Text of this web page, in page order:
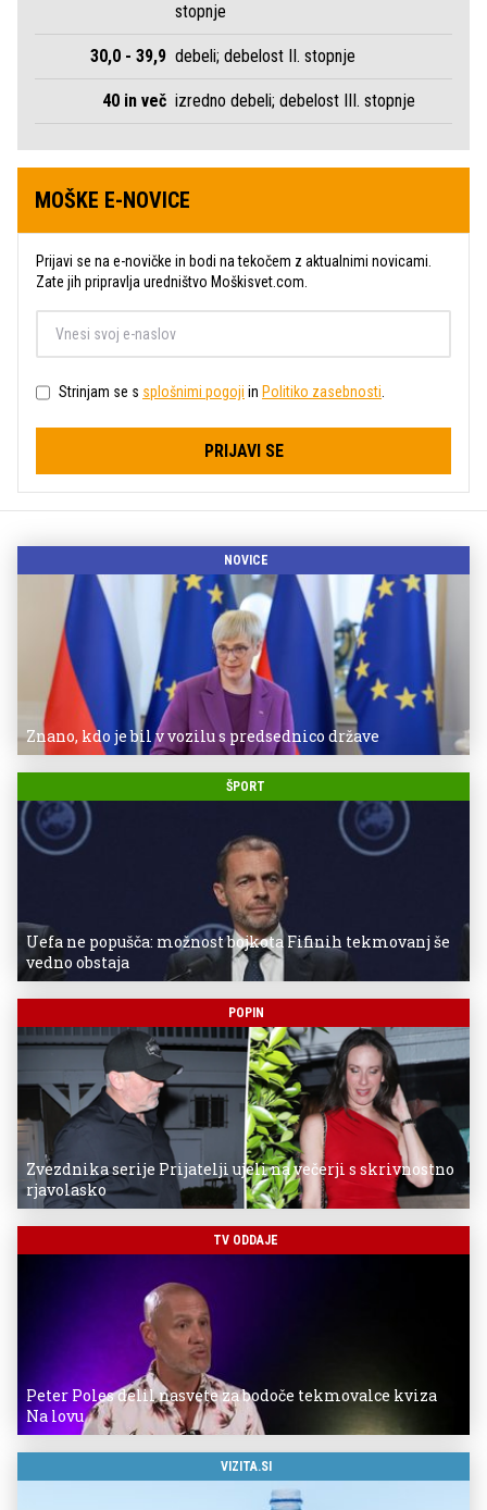
stopnje
30,0 - 39,9 debeli; debelost II. stopnje
40 in več izredno debeli; debelost III. stopnje
MOŠKE E-NOVICE
Prijavi se na e-novičke in bodi na tekočem z aktualnimi novicami.
Zate jih pripravlja uredništvo Moškisvet.com.
Strinjam se s splošnimi pogoji in Politiko zasebnosti
PRIJAVI SE
NOVICE
Znano, kdo je bil v vozilu s predsednico države
ŠPORT
Uefa ne popušča: možnost bojkota Fifinih tekmovanj še
vedno obstaja
POPIN
Zvezdnika serije Prijatelji ujeli na večerji s skrivnostno
rjavolasko
TV ODDAJE
Peter Poles delil nasvete za bodoče tekmovalce kviza
Na lovu
VIZITA.SI